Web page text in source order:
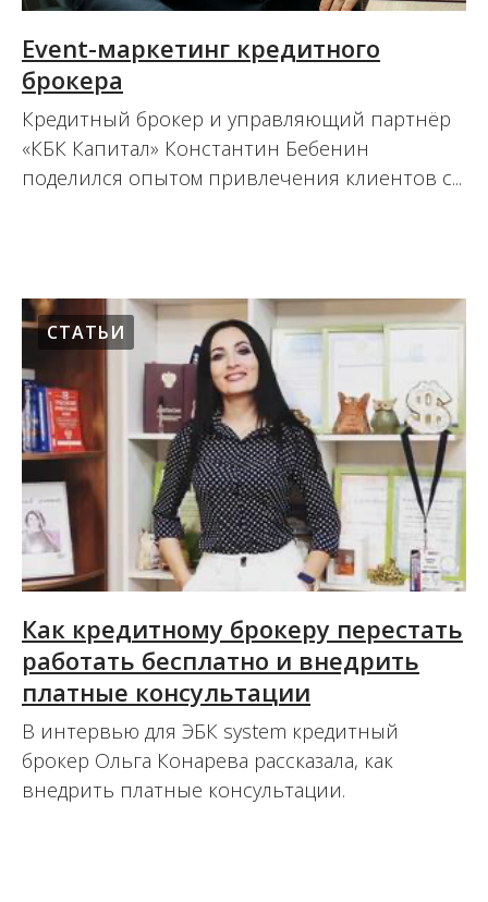
Event-маркетинг кредитного
брокера
Кредитный брокер и управляющий партнёр
«КБК Капитал» Константин Бебенин
поделился опытом привлечения клиентов с...
СТАТЬИ
Как кредитному брокеру перестать
работать бесплатно и внедрить
платные консультации
В интервью для ЭБК system кредитный
брокер Ольга Конарева рассказала, как
внедрить платные консультации.